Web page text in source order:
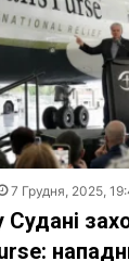
7 Грудня, 2025,